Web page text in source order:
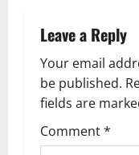
a
v
i
g
Leave a Reply
Your email
be published.
fields are
Comment*